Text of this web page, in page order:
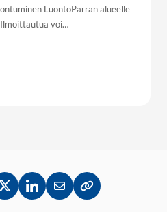
LuontoParran alueelle
voi…
Jaa Twitterissä
Jaa LinkedInissä
Jaa sähköpostitse
Kopioi linkki